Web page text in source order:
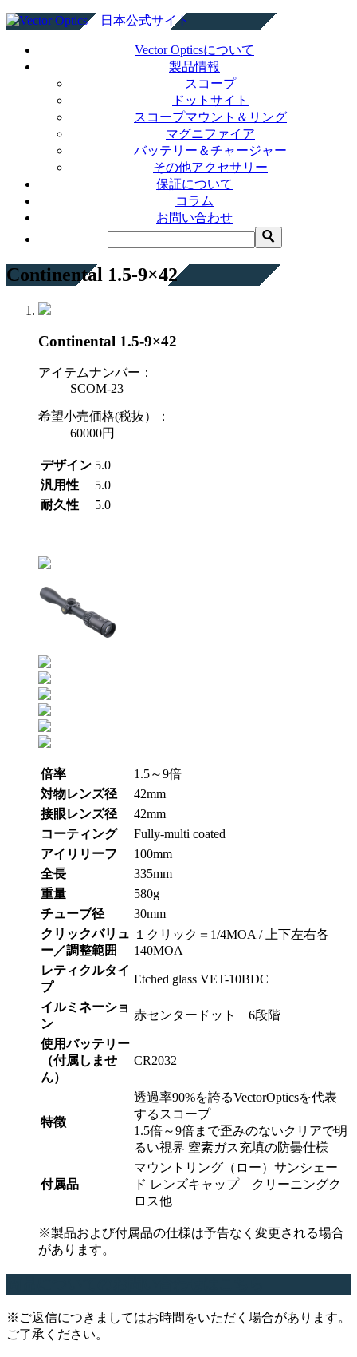
Vector Opticsについて
製品情報
スコープ
ドットサイト
スコープマウント＆リング
マグニファイア
バッテリー＆チャージャー
その他アクセサリー
保証について
コラム
お問い合わせ
Continental 1.5-9×42
Continental 1.5-9×42
アイテムナンバー：
SCOM-23
希望小売価格(税抜）：
60000円
デザイン 5.0
汎用性
5.0
耐久性
5.0
倍率
1.5～9倍
対物レンズ径
42mm
接眼レンズ径
42mm
コーティング
Fully-multi coated
アイリリーフ
100mm
全長
335mm
重量
580g
チューブ径
30mm
クリックバリュ
ー／調整範囲
１クリック＝1/4MOA / 上下左右各
140MOA
レティクルタイ
プ
Etched glass VET-10BDC
イルミネーショ
ン
赤センタードット 6段階
使用バッテリー
（付属しませ
ん）
CR2032
特徴
透過率90%を誇るVectorOpticsを代表
するスコープ
1.5倍～9倍まで歪みのないクリアで明
るい視界 窒素ガス充填の防曇仕様
付属品
マウントリング（ロー）サンシェー
ド レンズキャップ クリーニングク
ロス他
※製品および付属品の仕様は予告なく変更される場合
があります。
※ご返信につきましてはお時間をいただく場合があります。
ご了承ください。